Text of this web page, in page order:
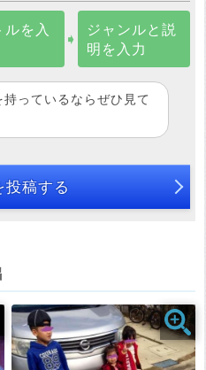
ルを入
➧
ジャンルと説
明を入力
っているならぜひ見て
投稿する